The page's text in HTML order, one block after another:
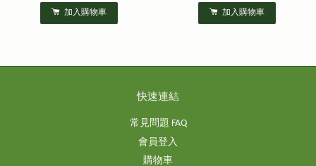
加入購物車 加入購物車
快速連結
常見問題 FAQ
會員登入
購物車